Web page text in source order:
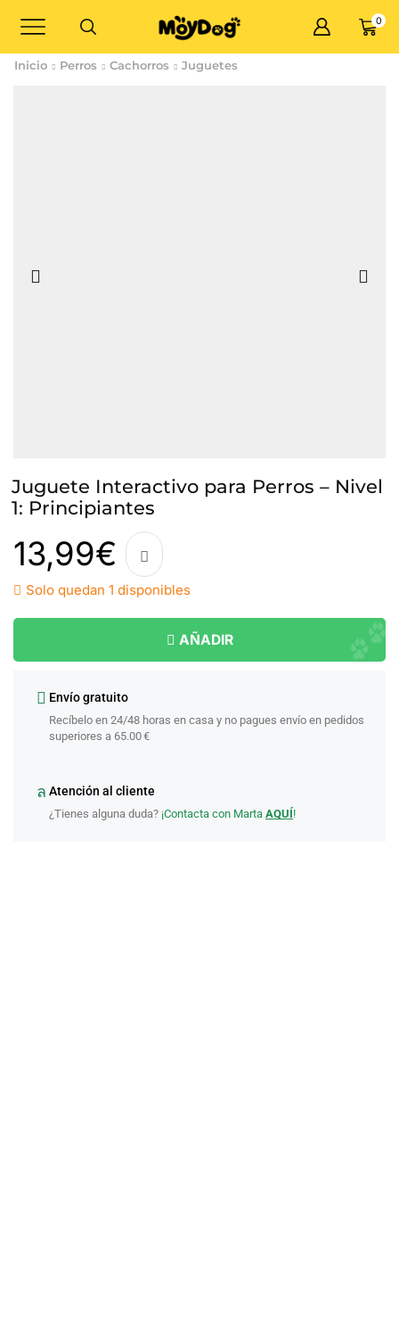
0
Inicio Perros Cachorros Juguetes
Juguete Interactivo para Perros – Nivel
1: Principiantes
13,99€
Solo quedan 1 disponibles
AÑADIR
Envío gratuito
Recíbelo en 24/48 horas en casa y no pagues envío en pedidos
superiores a 65.00 €
Atención al cliente
¿Tienes alguna duda? ¡Contacta con Marta AQUÍ!